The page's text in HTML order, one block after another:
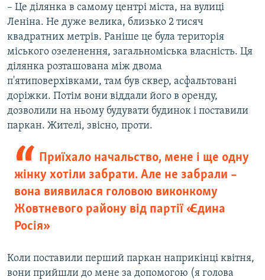
– Це ділянка в самому центрі міста, на вулиці
Леніна. Не дуже велика, близько 2 тисяч
квадратних метрів. Раніше це була територія
міського озеленення, загальноміська власність. Ця
ділянка розташована між двома
п'ятиповерхівками, там був сквер, асфальтовані
доріжки. Потім вони віддали його в оренду,
дозволили на ньому будувати будинок і поставили
паркан. Жителі, звісно, проти.
Приїхало начальство, мене і ще одну
жінку хотіли забрати. Але не забрали –
вона виявилася головою виконкому
Жовтневого району від партії «Єдина
Росія»
Коли поставили перший паркан наприкінці квітня,
вони прийшли до мене за допомогою (я голова